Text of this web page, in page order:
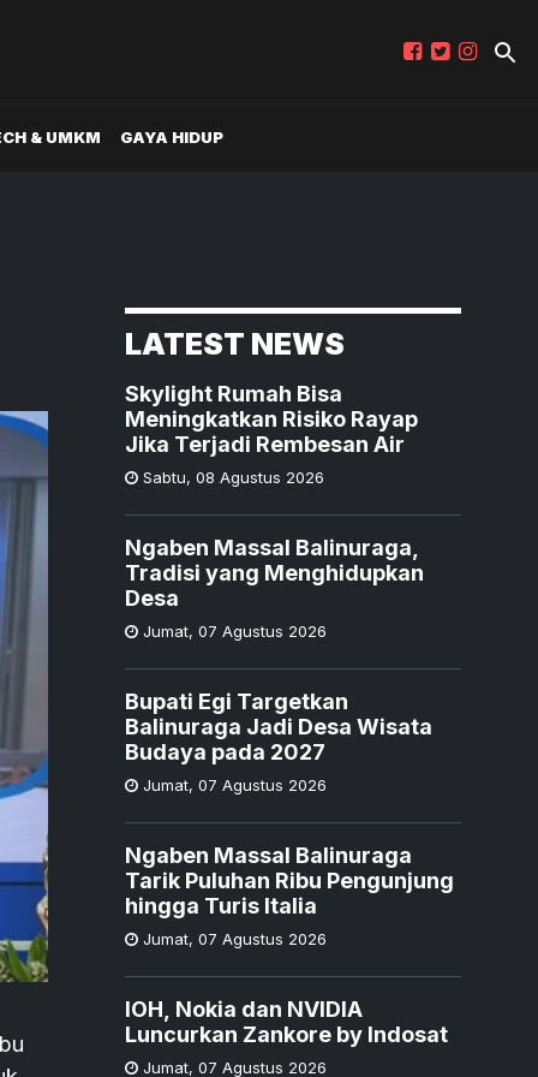
& UMKM GAYA HIDUP
LATEST NEWS
Skylight Rumah Bisa
Meningkatkan Risiko Rayap
Jika Terjadi Rembesan Air
Sabtu, 08 Agustus 2026
Ngaben Massal Balinuraga,
Tradisi yang Menghidupkan
Desa
Jumat, 07 Agustus 2026
Bupati Egi Targetkan
Balinuraga Jadi Desa Wisata
Budaya pada 2027
Jumat, 07 Agustus 2026
Ngaben Massal Balinuraga
Tarik Puluhan Ribu Pengunjung
hingga Turis Italia
Jumat, 07 Agustus 2026
IOH, Nokia dan NVIDIA
Luncurkan Zankore by Indosat
Jumat, 07 Agustus 2026